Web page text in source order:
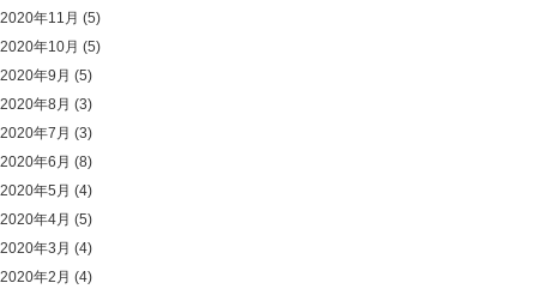
2020年11月 (5)
2020年10月 (5)
2020年9月 (5)
2020年8月 (3)
2020年7月 (3)
2020年6月 (8)
2020年5月 (4)
2020年4月 (5)
2020年3月 (4)
2020年2月 (4)